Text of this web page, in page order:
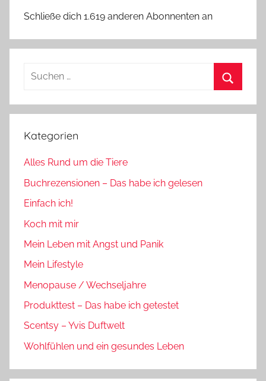
Schließe dich 1.619 anderen Abonnenten an
Suchen
Kategorien
Alles Rund um die Tiere
Buchrezensionen – Das habe ich gelesen
Einfach ich!
Koch mit mir
Mein Leben mit Angst und Panik
Mein Lifestyle
Menopause / Wechseljahre
Produkttest – Das habe ich getestet
Scentsy – Yvis Duftwelt
Wohlfühlen und ein gesundes Leben